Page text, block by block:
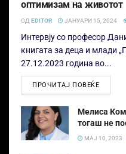
оптимизам на животот
ОД EDITOR ЈАНУАРИ 15, 2024
Интервју со професор
книгата за деца и млади
27.12.2023 година во...
ПРОЧИТАЈ ПОВЕЌЕ
Мелиса
тогаш не
МАЈ 10, 2023